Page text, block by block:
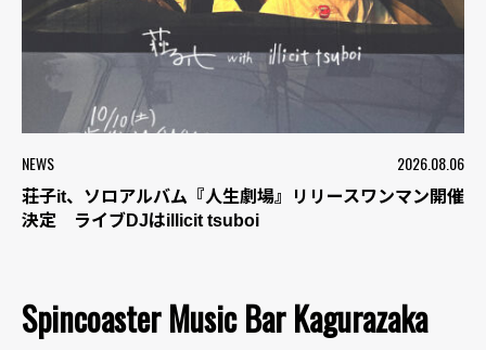
NEWS 2026.08.06
荘子it、ソロアルバム『人生劇場』リリースワンマン開催
決定 ライブDJはillicit tsuboi
Spincoaster Music Bar Kagurazaka